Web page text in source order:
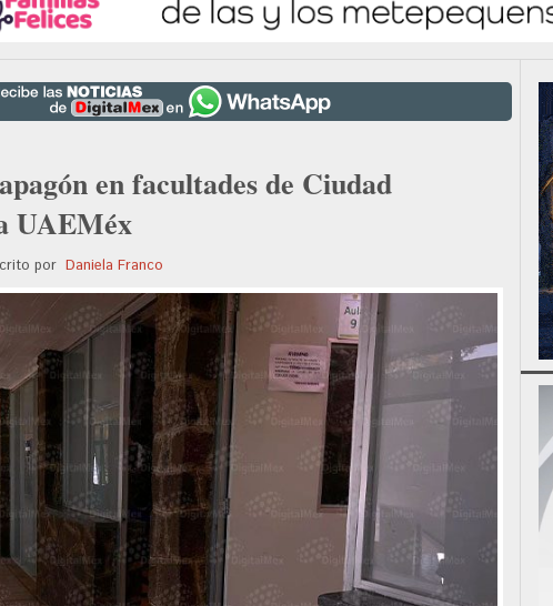
en facultades de Ciudad
UAEMéx
por Daniela Franco